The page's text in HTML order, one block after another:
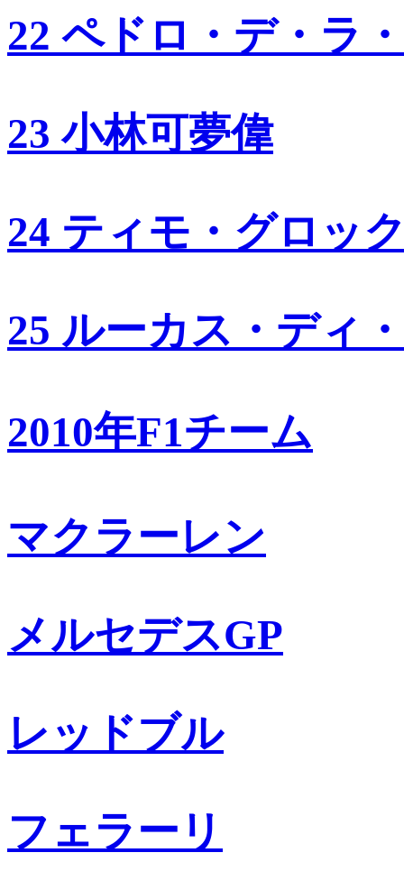
22 ペドロ・デ・ラ
23 小林可夢偉
24 ティモ・グロッ
25 ルーカス・ディ
2010年F1チーム
マクラーレン
メルセデスGP
レッドブル
フェラーリ